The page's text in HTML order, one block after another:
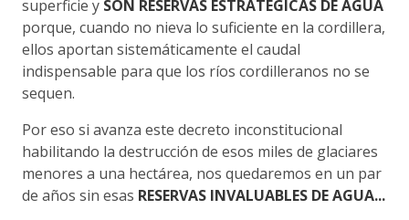
superficie y SON RESERVAS ESTRATÉGICAS DE AGUA
porque, cuando no nieva lo suficiente en la cordillera,
ellos aportan sistemáticamente el caudal
indispensable para que los ríos cordilleranos no se
sequen.
Por eso si avanza este decreto inconstitucional
habilitando la destrucción de esos miles de glaciares
menores a una hectárea, nos quedaremos en un par
de años sin esas RESERVAS INVALUABLES DE AGUA...